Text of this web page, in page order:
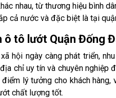
nhau, từ thương hiệu bình
cả nước và đặc biệt là tại
ô tô lướt Quận Đống
hội ngày càng phát triển,
chỉ uy tín và chuyên nghiệp
lý tưởng cho khách
chất lượng tốt.